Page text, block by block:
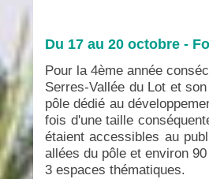
Du 17 au 20 octobre -
Pour la 4ème année
Serres-Vallée du Lot et
pôle dédié au
fois d'une taille
étaient accessibles au
allées du pôle et environ
3 espaces thématiques.